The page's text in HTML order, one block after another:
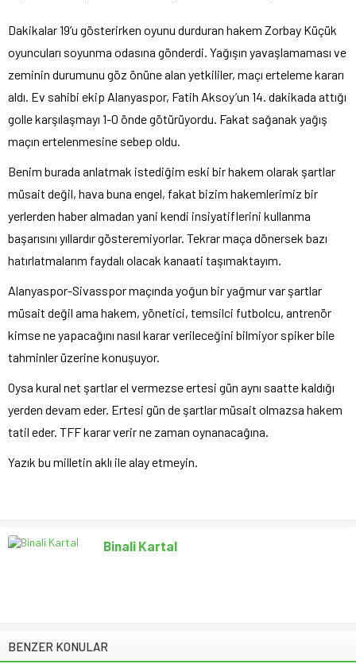
Dakikalar 19’u gösterirken oyunu durduran hakem Zorbay Küçük
oyuncuları soyunma odasına gönderdi. Yağışın yavaşlamaması ve
zeminin durumunu göz önüne alan yetkililer, maçı erteleme kararı
aldı. Ev sahibi ekip Alanyaspor, Fatih Aksoy’un 14. dakikada attığı
golle karşılaşmayı 1-0 önde götürüyordu. Fakat sağanak yağış
maçın ertelenmesine sebep oldu.
Benim burada anlatmak istediğim eski bir hakem olarak şartlar
müsait değil, hava buna engel, fakat bizim hakemlerimiz bir
yerlerden haber almadan yani kendi insiyatiflerini kullanma
başarısını yıllardır gösteremiyorlar. Tekrar maça dönersek bazı
hatırlatmalarım faydalı olacak kanaati taşımaktayım.
Alanyaspor-Sivasspor maçında yoğun bir yağmur var şartlar
müsait değil ama hakem, yönetici, temsilci futbolcu, antrenör
kimse ne yapacağını nasıl karar verileceğini bilmiyor spiker bile
tahminler üzerine konuşuyor.
Oysa kural net şartlar el vermezse ertesi gün aynı saatte kaldığı
yerden devam eder. Ertesi gün de şartlar müsait olmazsa hakem
tatil eder. TFF karar verir ne zaman oynanacağına.
Yazık bu milletin aklı ile alay etmeyin.
Binali Kartal
BENZER KONULAR